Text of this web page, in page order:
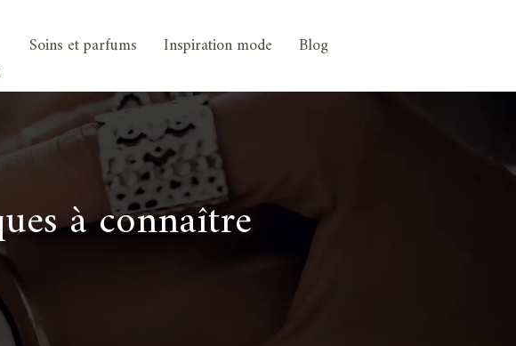
Soins et parfums Inspiration mode Blog
à connaître